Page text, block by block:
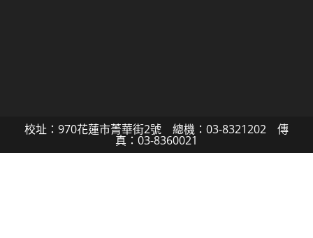
校址：970花蓮市菁華街2號 總機：03-8321202 傳
真：03-8360021